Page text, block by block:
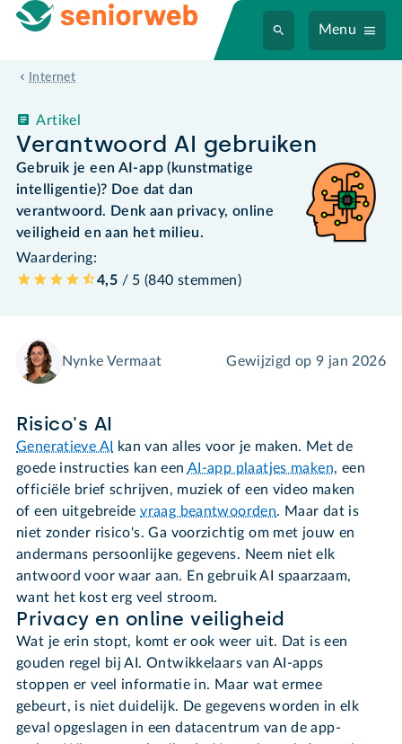
Menu
Internet
Verantwoord AI gebruiken
Artikel
Gebruik je een AI-app (kunstmatige
intelligentie)? Doe dat dan
verantwoord. Denk aan privacy, online
veiligheid en aan het milieu.
Waardering:
4,5 / 5 (840 stemmen)
Nynke Vermaat Gewijzigd op 9 jan 2026
Risico's AI
Generatieve AI
kan van alles voor je maken. Met de
goede instructies kan een AI-app plaatjes maken, een
officiële brief schrijven, muziek of een video maken
of een uitgebreidevraag beantwoorden. Maar dat is
niet zonder risico's. Ga voorzichtig om met jouw en
andermans persoonlijke gegevens. Neem niet elk
antwoord voor waar aan. En gebruik AI spaarzaam,
want het kost erg veel stroom.
Privacy en online veiligheid
Wat je erin stopt, komt er ook weer uit. Dat is een
gouden regel bij AI. Ontwikkelaars van AI-apps
stoppen er veel informatie in. Maar wat ermee
gebeurt, is niet duidelijk. De gegevens worden in elk
geval opgeslagen in een datacentrum van de app-